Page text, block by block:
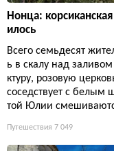
Нонца:
илось
Всего семьдесят
ь в скалу над
ктуру, розовую
соседствует с белым
той Юлии
Путешествия 7 049